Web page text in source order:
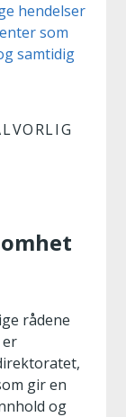
hendelser
som
samtidig
rådene
er
gir en
og